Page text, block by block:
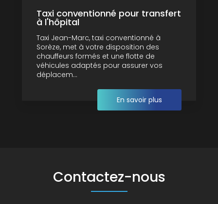
Taxi conventionné pour transfert
à l'hôpital
Taxi Jean-Marc, taxi conventionné à
Sorèze, met à votre disposition des
chauffeurs formés et une flotte de
véhicules adaptés pour assurer vos
déplacem...
En savoir plus
Contactez-nous